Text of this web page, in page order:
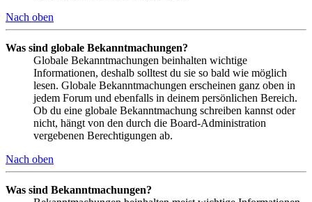
Nach oben
Was sind globale Bekanntmachungen?
Globale Bekanntmachungen beinhalten wichtige
Informationen, deshalb solltest du sie so bald wie möglich
lesen. Globale Bekanntmachungen erscheinen ganz oben in
jedem Forum und ebenfalls in deinem persönlichen Bereich.
Ob du eine globale Bekanntmachung schreiben kannst oder
nicht, hängt von den durch die Board-Administration
vergebenen Berechtigungen ab.
Nach oben
Was sind Bekanntmachungen?